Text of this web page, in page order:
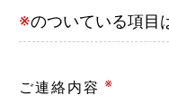
※のついている項目
ご連絡内容 ※